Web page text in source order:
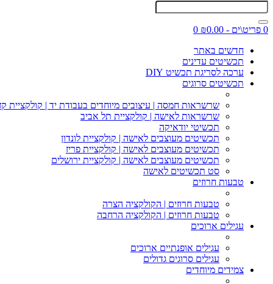
0 פריט\ים - ₪0.00
0
חדשים באתר
תכשיטים עדינים
ערכה לסריגת תכשיט DIY
תכשיטים סרוגים
שרשראות חמסה | עיצובים מיוחדים בעבודת יד | קולקציית
שרשראות לאישה | קולקציית תל אביב
תכשיטי יודאיקה
תכשיטים מעוצבים לאישה | קולקציית לונדון
תכשיטים מעוצבים לאישה | קולקציית פריז
תכשיטים מעוצבים לאישה | קולקציית ירושלים
סט תכשיטים לאישה
טבעות חרוזים
טבעות חרוזים | הקולקציה הצרה
טבעות חרוזים | הקולקציה הרחבה
עגילים ארוכים
עגילים אופנתיים ארוכים
עגילים סרוגים גדולים
צמידים מיוחדים